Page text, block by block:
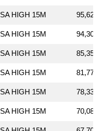
SA HIGH 15M 95,627
SA HIGH 15M 94,306
SA HIGH 15M 85,352
SA HIGH 15M 81,774
SA HIGH 15M 78,334
SA HIGH 15M 70,085